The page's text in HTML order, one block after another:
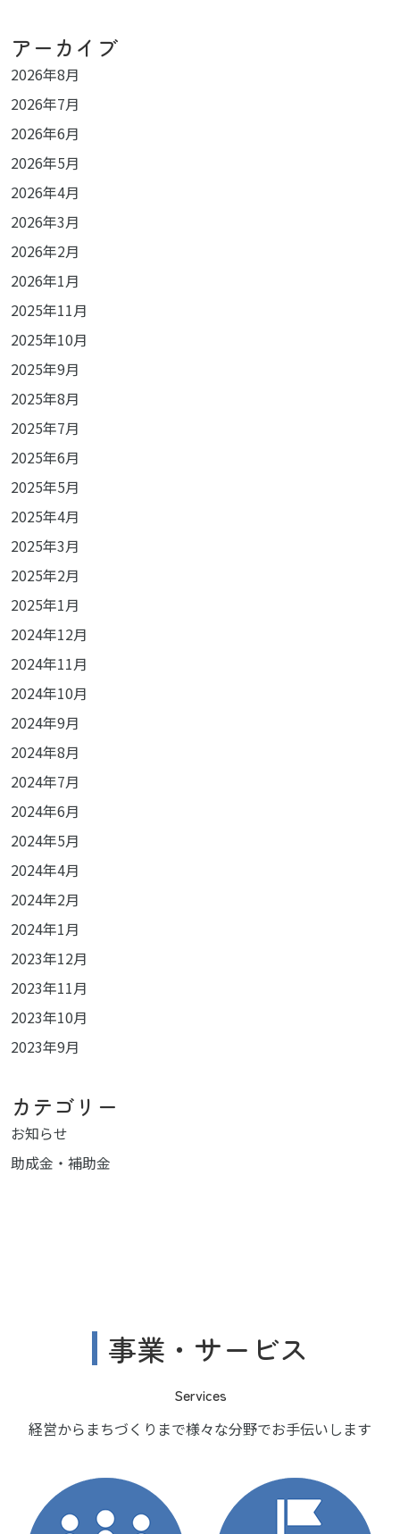
アーカイブ
2026年8月
2026年7月
2026年6月
2026年5月
2026年4月
2026年3月
2026年2月
2026年1月
2025年11月
2025年10月
2025年9月
2025年8月
2025年7月
2025年6月
2025年5月
2025年4月
2025年3月
2025年2月
2025年1月
2024年12月
2024年11月
2024年10月
2024年9月
2024年8月
2024年7月
2024年6月
2024年5月
2024年4月
2024年2月
2024年1月
2023年12月
2023年11月
2023年10月
2023年9月
カテゴリー
お知らせ
助成金・補助金
事業・サービス
Services
経営からまちづくりまで様々な分野でお手伝いします